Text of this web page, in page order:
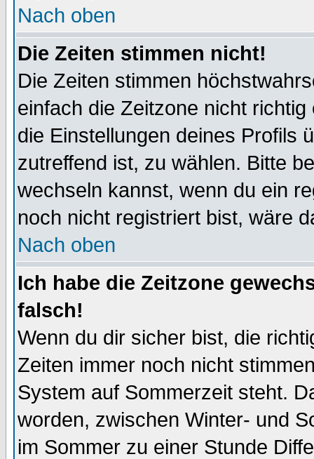
Nach oben
Die Zeiten stimmen nicht!
Die Zeiten stimmen
einfach die Zeitzone nicht
die Einstellungen deines Profils
zutreffend ist, zu wählen. Bitte
wechseln kannst, wenn du ein
noch nicht registriert bist, wäre
Nach oben
Ich habe die Zeitzone
falsch!
Wenn du dir sicher bist, die
Zeiten immer noch nicht
System auf Sommerzeit steht.
worden, zwischen Winter- und
im Sommer zu einer Stunde